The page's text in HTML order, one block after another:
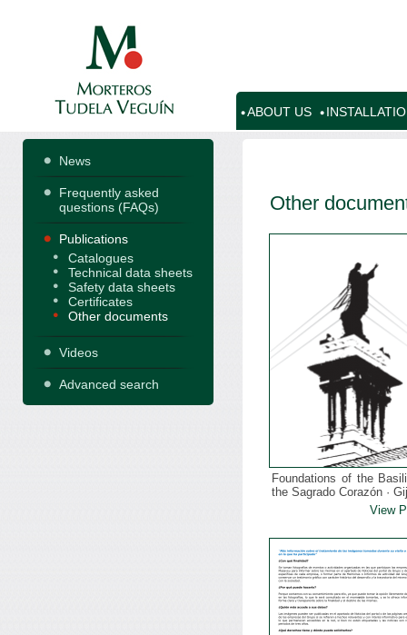
ABOUT US
News
Frequently asked
questions (FAQs)
Publications
Catalogues
Technical data sheets
Safety data sheets
Certificates
Other documents
Videos
Advanced search
Other
Foundations of the
the Sagrado Corazón ·
View